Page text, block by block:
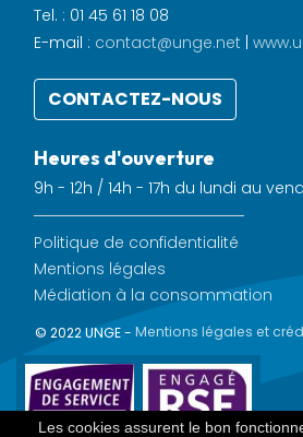
Tel. : 01 45 61 18 08
E-mail : contact@unge.net |
CONTACTEZ-NOUS
Heures d'ouverture
9h - 12h / 14h - 17h du lundi au
Politique de confidentialité
Mentions légales
Médiation à la consommation
© 2022 UNGE - Mentions légales et
Les cookies assurent le bon